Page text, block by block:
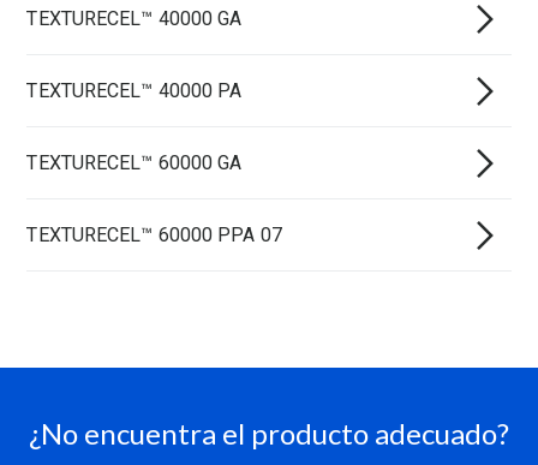
TEXTURECEL™ 40000 GA
TEXTURECEL™ 40000 PA
TEXTURECEL™ 60000 GA
TEXTURECEL™ 60000 PPA 07
¿No encuentra el producto adecuado?